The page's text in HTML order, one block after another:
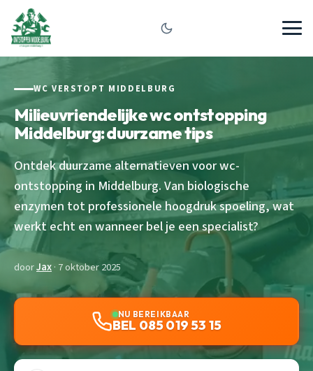
WC VERSTOPT MIDDELBURG
Milieuvriendelijke wc ontstopping
Middelburg: duurzame tips
Ontdek duurzame alternatieven voor wc-
ontstopping in Middelburg. Van biologische
enzymen tot professionele hoogdruk spoeling, wat
werkt echt en wanneer bel je een specialist?
doorJax· 7 oktober 2025
NU BEREIKBAAR
BEL 085 019 53 15